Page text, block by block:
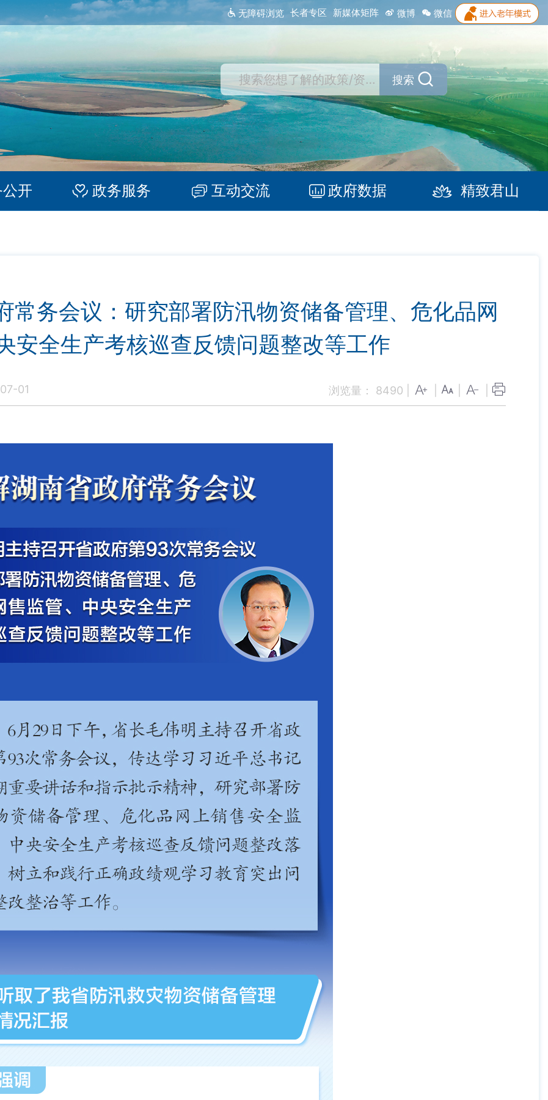
无障碍浏览 长者专区 新媒体矩阵 微博 微信
搜索
开 政务服务 互动交流 政府数据 精致君山
常务会议：研究部署防汛物资储备管理、危化品网
安全生产考核巡查反馈问题整改等工作
01 浏览量： 8490